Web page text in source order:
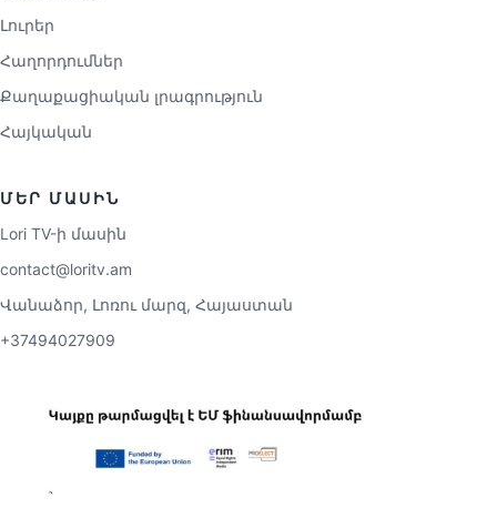
Լուրեր
Հաղորդումներ
Քաղաքացիական լրագրություն
Հայկական
ՄԵՐ ՄԱՍԻՆ
Lori TV-ի մասին
contact@loritv.am
Վանաձոր, Լոռու մարզ, Հայաստան
+37494027909